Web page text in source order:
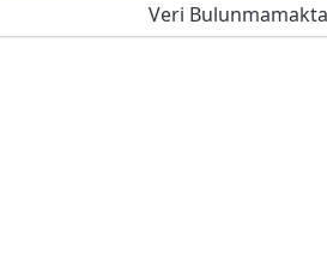
Veri